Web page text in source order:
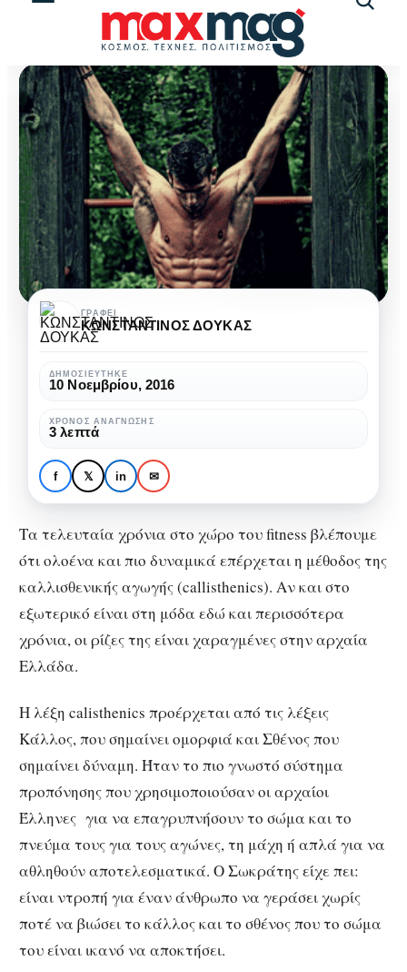
ΆΣΚΗΣΗ ΣΏΜΑ & ΥΓΕΊΑ
Καλλισθενική αγωγή
(callisthenics):
Ασκήσεις με το βάρος
του σώματος
Καλλισθενική
αγωγή
(callisthenics):
Ασκήσεις
βάρος
του
ΓΡΆΦΕΙ
ΚΩΝΣΤΑΝΤΙΝΟΣ ΔΟΥΚΑΣ
ΔΗΜΟΣΙΕΎΤΗΚΕ
10 Νοεμβρίου, 2016
ΧΡΌΝΟΣ ΑΝΆΓΝΩΣΗΣ
3 λεπτά
f 𝕏 in ✉
Τα τελευταία χρόνια στο χώρο του fitness βλέπουμε
ότι ολοένα και πιο δυναμικά επέρχεται η μέθοδος της
καλλισθενικής αγωγής (callisthenics). Αν και στο
εξωτερικό είναι στη μόδα εδώ και περισσότερα
χρόνια, οι ρίζες της είναι χαραγμένες στην αρχαία
Ελλάδα.
Η λέξη calisthenics προέρχεται από τις λέξεις
Κάλλος, που σημαίνει ομορφιά και Σθένος που
σημαίνει δύναμη. Ήταν το πιο γνωστό σύστημα
προπόνησης που χρησιμοποιούσαν οι αρχαίοι
Έλληνες για να επαγρυπνήσουν το σώμα και το
πνεύμα τους για τους αγώνες, τη μάχη ή απλά για να
αθληθούν αποτελεσματικά. Ο Σωκράτης είχε πει:
είναι ντροπή για έναν άνθρωπο να γεράσει χωρίς
ποτέ να βιώσει το κάλλος και το σθένος που το σώμα
του είναι ικανό να αποκτήσει.